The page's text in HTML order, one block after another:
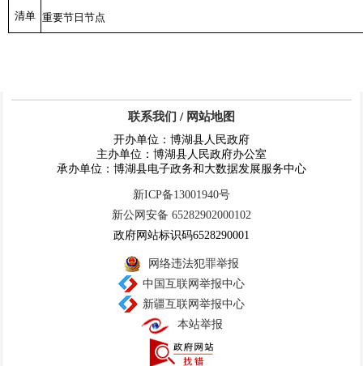
清单 重要节日节点
联系我们 / 网站地图
开办单位：博湖县人民政府
主办单位：博湖县人民政府办公室
承办单位：博湖县电子政务和大数据发展服务中心
新ICP备13001940号
新公网安备 65282902000102
政府网站标识码6528290001
网络违法犯罪举报
中国互联网举报中心
新疆互联网举报中心
本站举报